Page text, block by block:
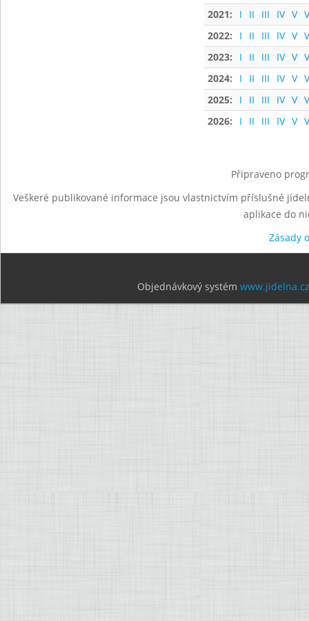
2021:
I II III IV V
2022:
I II III IV V
2023:
I II III IV V
2024:
I II III IV V
2025:
I II III IV V
2026:
I II III IV V
Připraveno
Veškeré publikované informace jsou vlastnictvím příslušné
aplikace do
Zásady
Objednávkový systém www.jidelna.cz